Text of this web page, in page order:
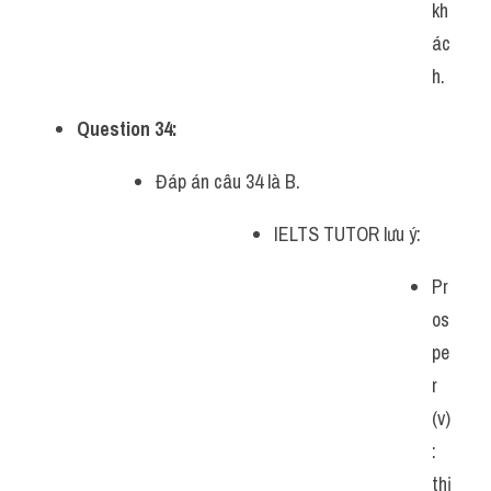
kh
ác
h.
Question 34:
Đáp án câu 34 là B.
IELTS TUTOR lưu ý:
Pr
os
pe
r
(v)
:
thị